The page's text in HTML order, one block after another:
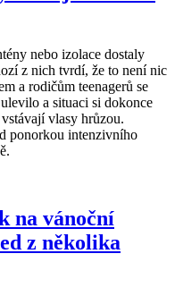
nebo izolace dostaly
z nich tvrdí, že to není nic
a rodičům teenagerů se
a situaci si dokonce
vlasy hrůzou.
ponorkou intenzivního
na vánoční
z několika